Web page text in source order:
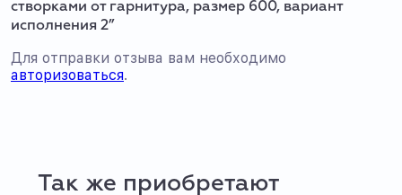
створками от гарнитура, размер 600, вариант
исполнения 2”
Для отправки отзыва вам необходимо
авторизоваться.
Так же приобретают